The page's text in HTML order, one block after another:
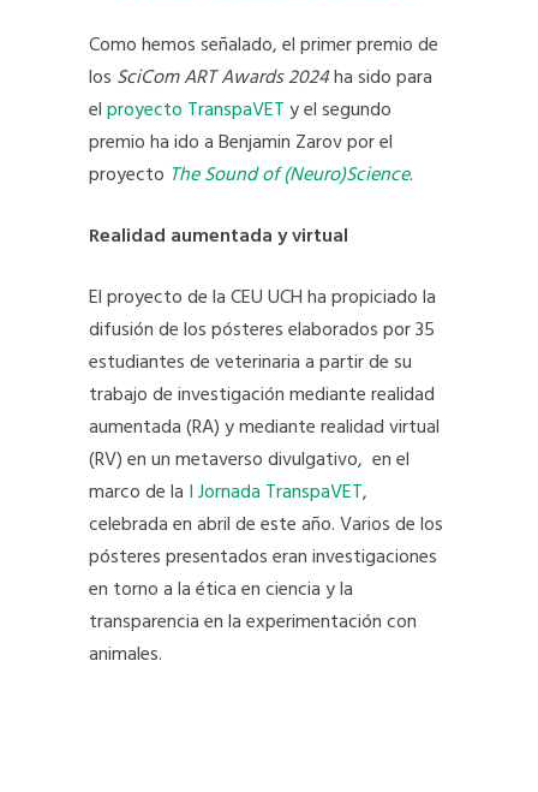
Como hemos señalado, el primer premio de
los SciCom ART Awards 2024ha sido para
elproyecto TranspaVETy el segundo
premio ha ido a Benjamin Zarov por el
proyecto The Sound of (Neuro)Science.
Realidad aumentada y virtual
El proyecto de la CEU UCH ha propiciado la
difusión de los pósteres elaborados por 35
estudiantes de veterinaria a partir de su
trabajo de investigación mediante realidad
aumentada (RA) y mediante realidad virtual
(RV) en un metaverso divulgativo, en el
marco de la I Jornada TranspaVET,
celebrada en abril de este año. Varios de los
pósteres presentados eran investigaciones
en torno a la ética en ciencia y la
transparencia en la experimentación con
animales.